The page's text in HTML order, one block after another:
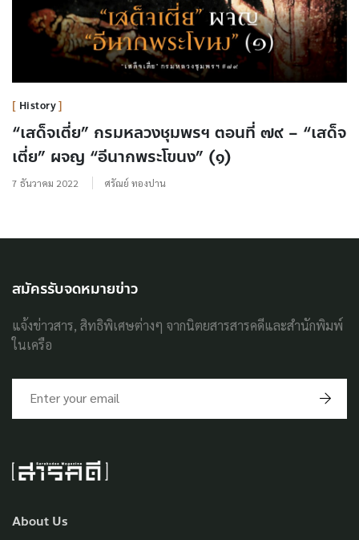
History
“เสด็จเตี่ย” กรมหลวงชุมพรฯ ตอนที่ ๗๙ – “เสด็จ
เตี่ย” ผจญ “อีนากพระโขนง” (๑)
7 ธันวาคม 2022 ศรัณย์ ทองปาน
About Us
สมัครรับจดหมายข่าว
แจ้งข่าวสาร, สิทธิพิเศษต่างๆ จากนิตยสารสารคดีและสำนักพิมพ์
ในเครือ